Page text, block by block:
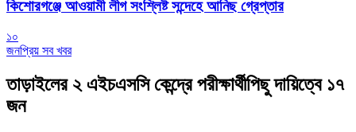
কিশোরগঞ্জে আওয়ামী লীগ সংশ্লিষ্ট সন্দেহে আনিছ গ্রেপ্তার
১০
জনপ্রিয় সব খবর
তাড়াইলের ২ এইচএসসি কেন্দ্রে পরীক্ষার্থীপিছু দায়িত্বে ১৭
জন